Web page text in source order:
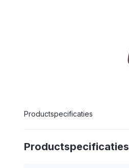
Productspecificaties
Productspecificaties